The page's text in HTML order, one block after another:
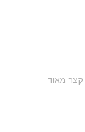
קצר מאוד